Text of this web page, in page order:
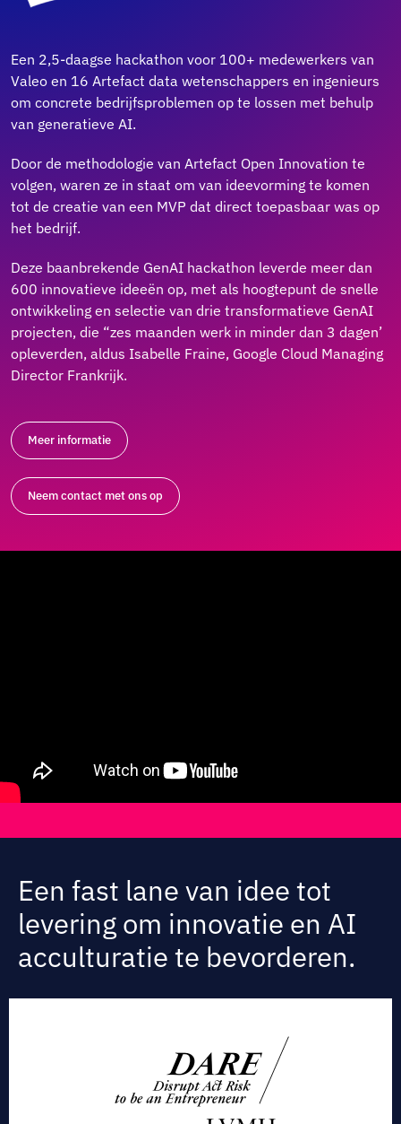
Een 2,5-daagse hackathon voor 100+ medewerkers van
Valeo en 16 Artefact data wetenschappers en ingenieurs
om concrete bedrijfsproblemen op te lossen met behulp
van generatieve AI.
Door de methodologie van Artefact Open Innovation te
volgen, waren ze in staat om van ideevorming te komen
tot de creatie van een MVP dat direct toepasbaar was op
het bedrijf.
Deze baanbrekende GenAI hackathon leverde meer dan
600 innovatieve ideeën op, met als hoogtepunt de snelle
ontwikkeling en selectie van drie transformatieve GenAI
projecten, die “zes maanden werk in minder dan 3 dagen’
opleverden, aldus Isabelle Fraine, Google Cloud Managing
Director Frankrijk.
Meer informatie
Neem contact met ons op
Een fast lane van idee tot
levering om innovatie en AI
acculturatie te bevorderen.